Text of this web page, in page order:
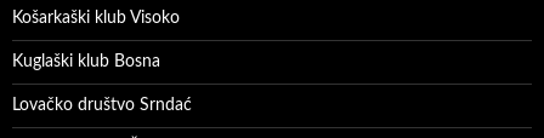
Košarkaški klub Visoko
Kuglaški klub Bosna
Lovačko društvo Srndać